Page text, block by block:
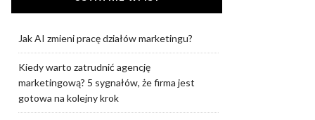
Jak AI zmieni pracę działów marketingu?
Kiedy warto zatrudnić agencję
marketingową? 5 sygnałów, że firma jest
gotowa na kolejny krok